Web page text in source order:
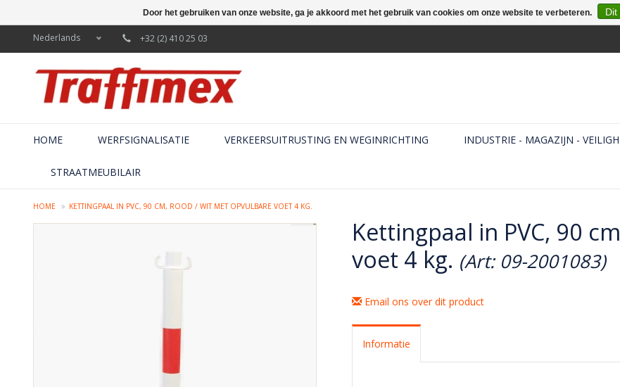
Nederlands +32 (2) 410 25 03
HOME WERFSIGNALISATIE VERKEERSUITRUSTING EN WEGINRICHTING INDUSTRIE - MAGAZIJN -
STRAATMEUBILAIR
HOME KETTINGPAAL IN PVC, 90 CM, ROOD / WIT MET OPVULBARE VOET 4 KG.
Kettingpaal in PVC, 90
voet 4 kg. (Art: 09-2001083)
Email ons over dit product
Informatie
Door het gebruiken van onze website, ga je akkoord met het gebruik van cookies om onze website te verbeteren. Dit